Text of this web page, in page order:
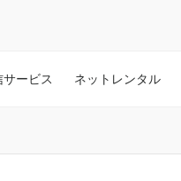
ービス ネットレンタル